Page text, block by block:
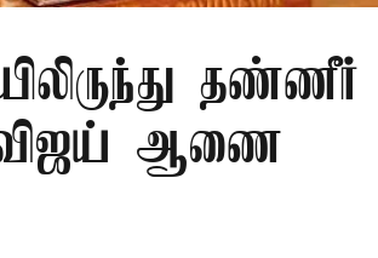
தண்ணீர்
விஜய் ஆணை